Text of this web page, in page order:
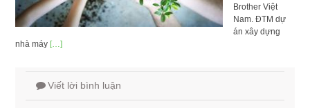
Brother Việt
Nam. ĐTM dự
án xây dựng
nhà máy […]
Viết lời bình luận